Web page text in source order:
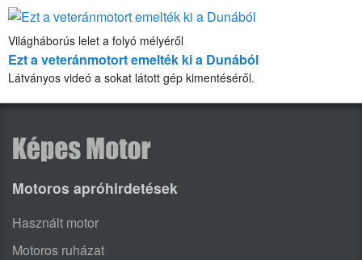
Világháborús lelet a folyó mélyéről
Ezt a veteránmotort emelték ki a Dunából
Látványos videó a sokat látott gép kimentéséről.
Motoros apróhirdetések
Használt motor
Motoros ruházat